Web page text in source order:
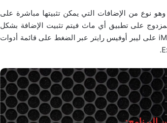
يعتبر برنامج آي ماث عبارة عن إضافة أو ملحقة بصيغة OXT وهو نوع من الإضافات التي يمكن تثبيتها مباشرة على
على تطبيق أي ماث فيتم تثبيت الإضافة بشكل
سريع على تطبيق ليبر أوفيس رايتر، ويمكنك إدارة الإضافة iMath على ليبر أوفيس رايتر عبر الضغط على قائمة أدوات